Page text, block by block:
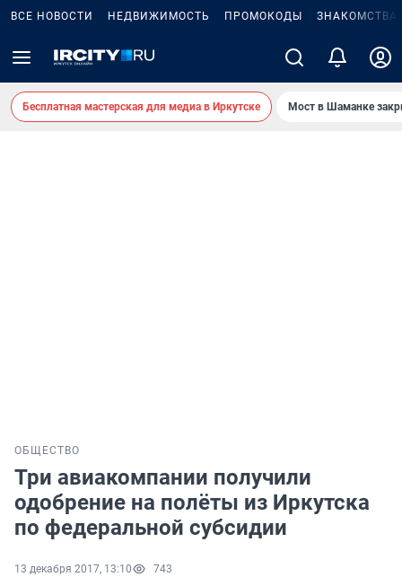
ВСЕ НОВОСТИ НЕДВИЖИМОСТЬ ПРОМОКОДЫ ЗНАКОМСТВА
Бесплатная мастерская для медиа в Иркутске Мост в Шаманке
ОБЩЕСТВО
Три авиакомпании получили
одобрение на полёты из Иркутска
по федеральной субсидии
13 декабря 2017, 13:10 743